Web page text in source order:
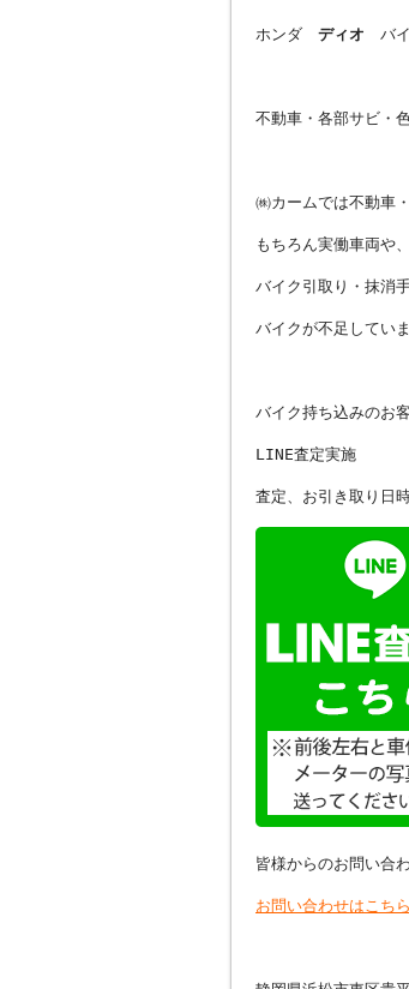
ホンダ ディオ バ
不動車・各部サビ・
㈱カームでは不動車
もちろん実働車両や
バイク引取り・抹消
バイクが不足してい
バイク持ち込みのお
LINE査定実施
査定、お引き取り日
皆様からのお問い合
お問い合わせはこち